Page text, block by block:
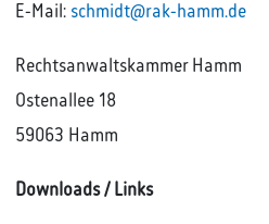
E-Mail: schmidt@rak-hamm.de
Rechtsanwaltskammer Hamm
Ostenallee 18
59063 Hamm
Downloads / Links